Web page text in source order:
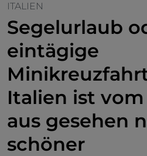
ITALIEN
Segelurlaub
eintägige
Italien ist
aus gesehen
schöner